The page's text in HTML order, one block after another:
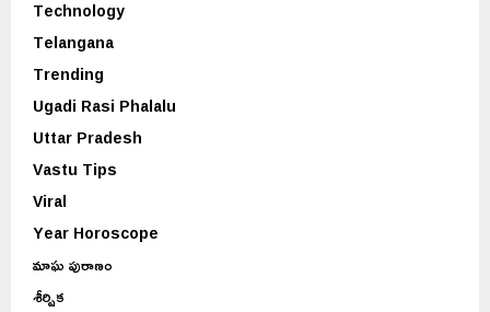
Technology
Telangana
Trending
Ugadi Rasi Phalalu
Uttar Pradesh
Vastu Tips
Viral
Year Horoscope
మాఘ పురాణం
శీర్షిక